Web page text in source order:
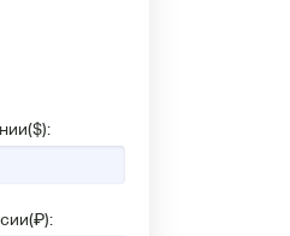
$):
₽):